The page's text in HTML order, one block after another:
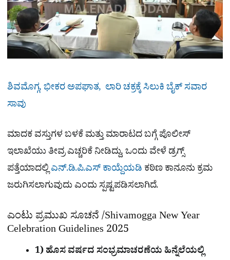
ಶಿವಮೊಗ್ಗ, ಭೀಕರ ಅಪಘಾತ, ಲಾರಿ ಚಕ್ರಕ್ಕೆ ಸಿಲುಕಿ ಬೈಕ್ ಸವಾರ
ಸಾವು
ಮಾದಕ ವಸ್ತುಗಳ ಬಳಕೆ ಮತ್ತು ಮಾರಾಟದ ಬಗ್ಗೆ ಪೊಲೀಸ್
ಇಲಾಖೆಯು ತೀವ್ರ ಎಚ್ಚರಿಕೆ ನೀಡಿದ್ದು, ಒಂದು ವೇಳೆ ಡ್ರಗ್ಸ್
ಪತ್ತೆಯಾದಲ್ಲಿಎನ್.ಡಿ.ಪಿ.ಎಸ್ ಕಾಯ್ದೆಯಡಿ ಕಠಿಣ ಕಾನೂನು ಕ್ರಮ
ಜರುಗಿಸಲಾಗುವುದು ಎಂದು ಸ್ಪಷ್ಟಪಡಿಸಲಾಗಿದೆ.
ಎಂಟು ಪ್ರಮುಖ ಸೂಚನೆ /Shivamogga New Year
Celebration Guidelines 2025
1) ಹೊಸ ವರ್ಷದ ಸಂಭ್ರಮಾಚರಣೆಯ ಹಿನ್ನೆಲೆಯಲ್ಲಿ